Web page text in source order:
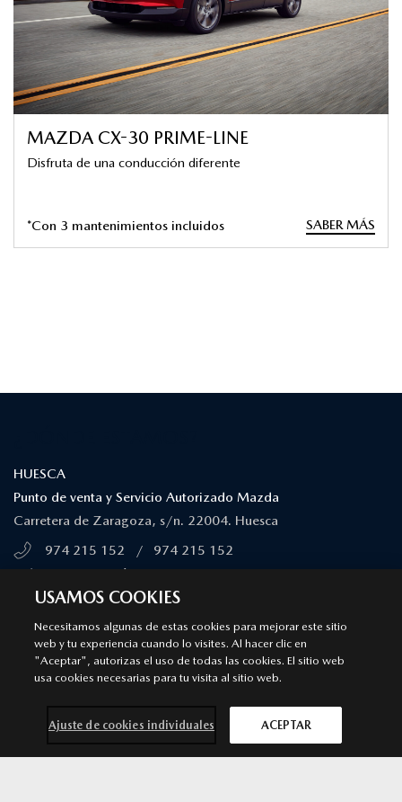
MAZDA CX-30 PRIME-LINE
Disfruta de una conducción diferente
*Con 3 mantenimientos incluidos SABER MÁS
HUESCA
Punto de venta y Servicio Autorizado Mazda
Carretera de Zaragoza, s/n. 22004. Huesca
974 215 152
/
974 215 152
Aviso legal Privacidad Cookies
© 2026 Mazda España | Todos los derechos reservados |
All In Media
SÍGUENOS EN
USAMOS COOKIES
Necesitamos algunas de estas cookies para mejorar este sitio
web y tu experiencia cuando lo visites. Al hacer clic en
"Aceptar", autorizas el uso de todas las cookies. El sitio web
usa cookies necesarias para tu visita al sitio web.
Ajuste de cookies individuales ACEPTAR